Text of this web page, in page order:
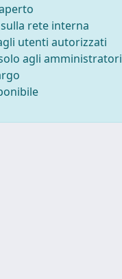
rete interna
utenti autorizzati
agli amministratori